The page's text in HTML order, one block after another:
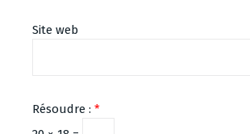
Site web
Résoudre : *